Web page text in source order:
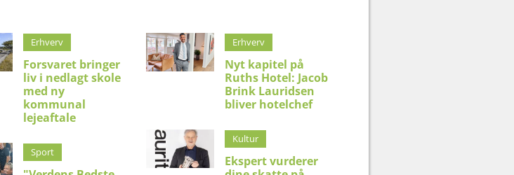
Erhverv
Forsvaret bringer
liv i nedlagt skole
med ny
kommunal
lejeaftale
Sport
Erhverv
Nyt kapitel på
Ruths Hotel: Jacob
Brink Lauridsen
bliver hotelchef
Kultur
Ekspert vurderer